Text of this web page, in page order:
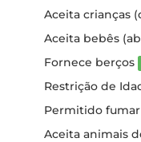
Aceita crianças
Aceita bebês
Fornece berços
Restrição de
Permitido
Aceita animais